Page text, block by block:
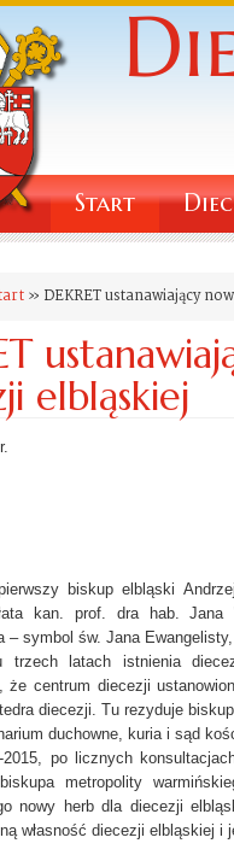
Start
» DEKRET ustanawiający
elbląskiej
biskup elbląski
kan. prof. dra hab. Jana
– symbol św. Jana
trzech latach istnienia
że centrum diecezji
diecezji. Tu rezyduje
duchowne, kuria i sąd
po licznych
metropolity
nowy herb dla diecezji
własność diecezji elbląskiej